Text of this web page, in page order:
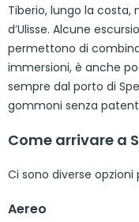
Tiberio, lungo la costa,
d’Ulisse. Alcune
permettono di
immersioni, è anche
sempre dal porto di
gommoni senza
Come arrivare a
Ci sono diverse opzioni
Aereo